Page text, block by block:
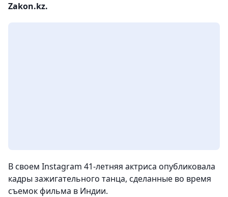
Zakon.kz.
В своем Instagram 41-летняя актриса опубликовала
кадры зажигательного танца, сделанные во время
съемок фильма в Индии.